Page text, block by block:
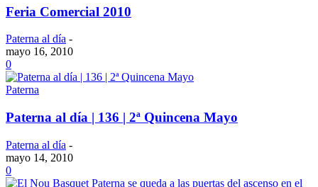
Feria Comercial 2010
Paterna al día -
mayo 16, 2010
0
Paterna
Paterna al día | 136 | 2ª Quincena Mayo
Paterna al día -
mayo 14, 2010
0